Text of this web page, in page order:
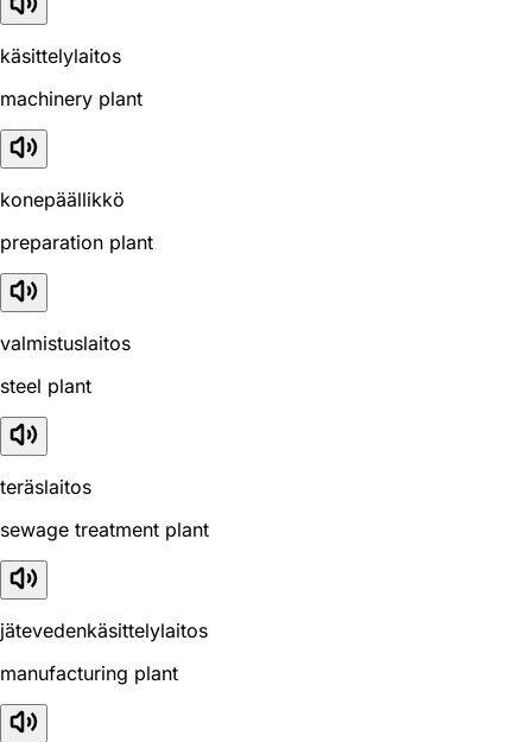
käsittelylaitos
machinery plant
konepäällikkö
preparation plant
valmistuslaitos
steel plant
teräslaitos
sewage treatment plant
jätevedenkäsittelylaitos
manufacturing plant